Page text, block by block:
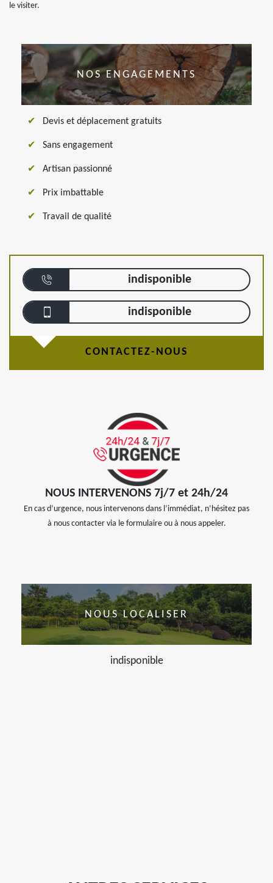
le visiter.
NOS ENGAGEMENTS
Devis et déplacement gratuits
Sans engagement
Artisan passionné
Prix imbattable
Travail de qualité
indisponible
indisponible
CONTACTEZ-NOUS
NOUS INTERVENONS 7j/7 et 24h/24
En cas d’urgence, nous intervenons dans l’immédiat, n’hésitez pas
à nous contacter via le formulaire ou à nous appeler.
NOUS LOCALISER
indisponible